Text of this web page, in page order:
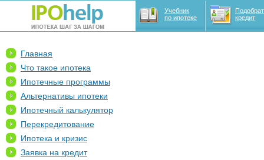
Учебник
по ипотеке
кредит
Главная
Что такое ипотека
Ипотечные программы
Альтернативы ипотеки
Ипотечный калькулятор
Перекредитование
Ипотека и кризис
Заявка на кредит